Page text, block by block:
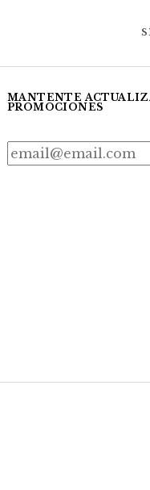
MANTENTE
PROMOCIONES